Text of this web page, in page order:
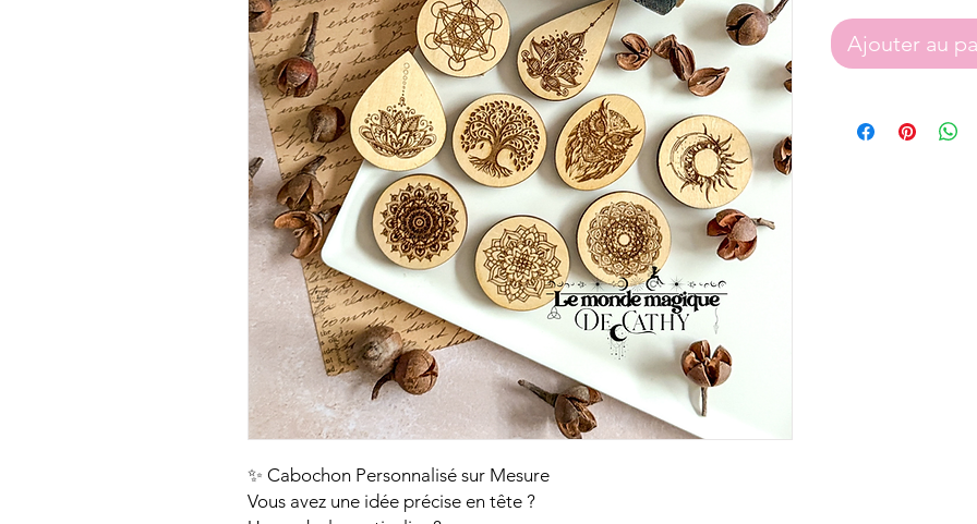
✨ Cabochon Personnalisé sur Mesure
Vous avez une idée précise en tête ?
Ajouter au